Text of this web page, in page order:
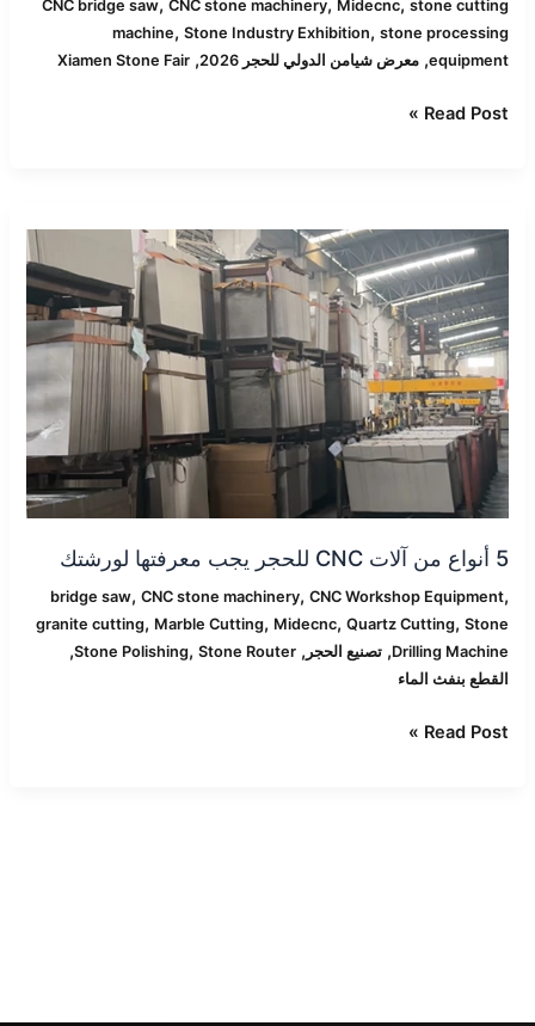
CNC bridge saw, CNC stone machinery, Midecnc, stone cutting
machine, Stone Industry Exhibition, stone processing
equipment
,معرض شيامن الدولي للحجر 2026 ,
Xiamen Stone Fair
Read Post »
5 أنواع من آلات CNC للحجر يجب معرفتها لورشتك
bridge saw, CNC stone machinery, CNC Workshop Equipment,
granite cutting, Marble Cutting, Midecnc, Quartz Cutting, Stone
Drilling Machine
,تصنيع الحجر ,
Stone Polishing, Stone Router
,
القطع بنفث الماء
أنواع
من
CNC
للحجر
يجب
معرفتها
لورشتك
Read Post »